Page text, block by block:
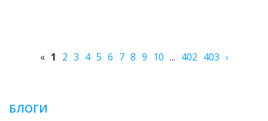
« 1 2 3 4 5 6 7 8 9 10 ... 402 403 ›
БЛОГИ